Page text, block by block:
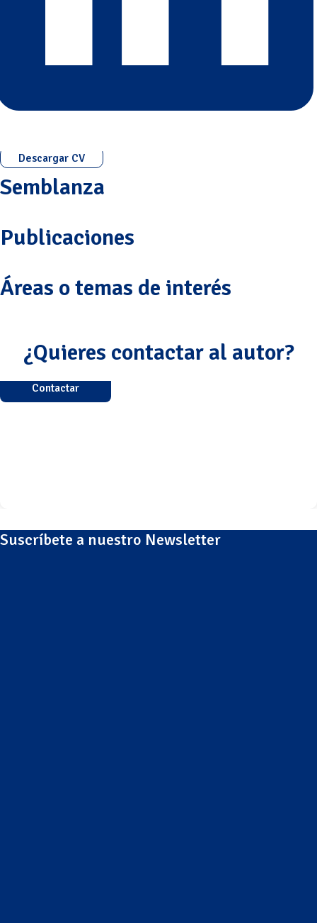
Descargar CV
Semblanza
Publicaciones
Áreas o temas de interés
¿Quieres contactar al autor?
Contactar
Suscríbete a nuestro Newsletter